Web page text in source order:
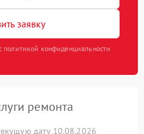
заявку
политикой конфиденциальности
ремонта
дату 10.08.2026